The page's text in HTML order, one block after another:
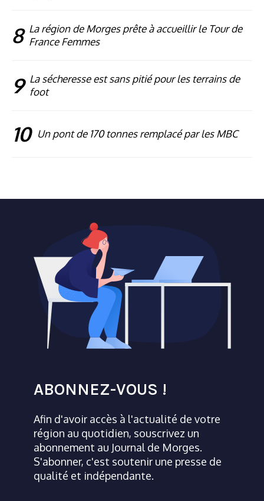
8 La région de Morges prête à accueillir le Tour de
France Femmes
9 La sécheresse est sans pitié pour les terrains de
foot
10 Un pont de 170 tonnes remplacé par les MBC
ABONNEZ-VOUS !
Afin d'avoir accès à l'actualité de votre
région au quotidien, souscrivez un
abonnement au Journal de Morges.
S'abonner, c'est soutenir une presse de
qualité et indépendante.